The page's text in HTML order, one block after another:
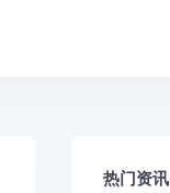
热门资讯